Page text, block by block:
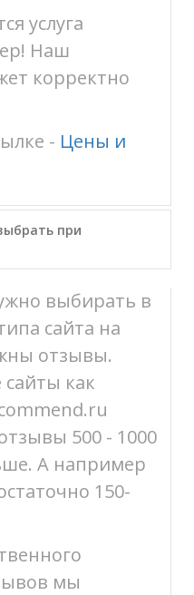
услуга
Наш
корректно
- Цены и
при
выбирать в
сайта на
отзывы.
как
500 - 1000
А например
150-
мы